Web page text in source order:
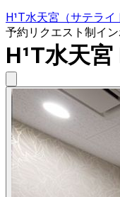
H¹T水天宮（サテライ
予約リクエスト制イ
H¹T水天宮